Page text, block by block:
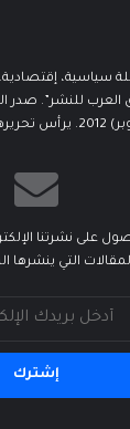
سياسية،
العرب للنشر”. صدر
كابي طبراني.
على نشرتنا
التي ينشرها